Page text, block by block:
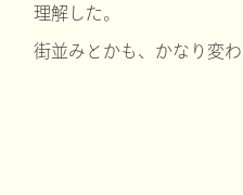
理解した。
街並みとかも、かなり変